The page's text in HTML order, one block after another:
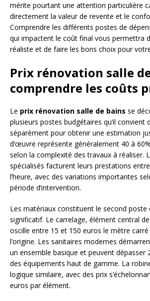
mérite pourtant une attention particulière
directement la valeur de revente et le
Comprendre les différents postes de
qui impactent le coût final vous permettra
réaliste et de faire les bons choix pour
Prix rénovation salle
comprendre les coûts
Le prix rénovation salle de bains se
plusieurs postes budgétaires qu’il convient
séparément pour obtenir une estimation
d’œuvre représente généralement 40 à
selon la complexité des travaux à réaliser.
spécialisés facturent leurs prestations
l’heure, avec des variations importantes
période d’intervention.
Les matériaux constituent le second poste
significatif. Le carrelage, élément central
oscille entre 15 et 150 euros le mètre
l’origine. Les sanitaires modernes
un ensemble basique et peuvent dépasser
des équipements haut de gamme. La
logique similaire, avec des prix
euros par élément.